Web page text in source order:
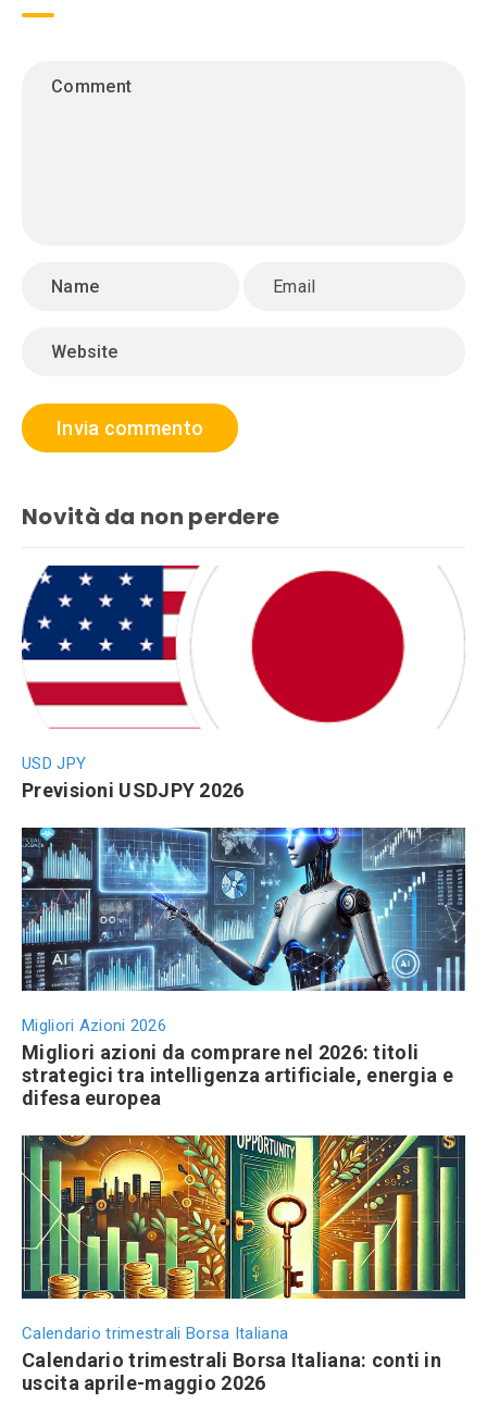
Novità da non perdere
USD JPY
Previsioni USDJPY 2026
Migliori Azioni 2026
Migliori azioni da comprare nel 2026: titoli
strategici tra intelligenza artificiale, energia e
difesa europea
Calendario trimestrali Borsa Italiana
Calendario trimestrali Borsa Italiana: conti in
uscita aprile-maggio 2026